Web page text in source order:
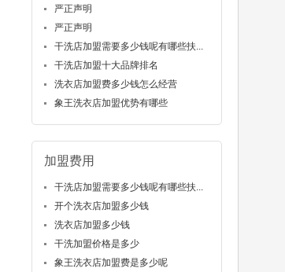
严正声明
严正声明
干洗店加盟需要多少钱呢有哪些扶...
干洗店加盟十大品牌排名
洗衣店加盟费多少钱怎么经营
象王洗衣店加盟优势有哪些
加盟费用
干洗店加盟需要多少钱呢有哪些扶...
开个洗衣店加盟多少钱
洗衣店加盟多少钱
干洗加盟价格是多少
象王洗衣店加盟费是多少呢